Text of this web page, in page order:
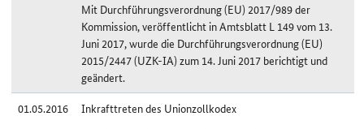
Mit Durchführungsverordnung (EU) 2017/989 der
Kommission, veröffentlicht in Amtsblatt L 149 vom 13.
Juni 2017, wurde die Durchführungsverordnung (EU)
2015/2447 (UZK-IA) zum 14. Juni 2017 berichtigt und
geändert.
01.05.2016
Inkrafttreten des Unionzollkodex